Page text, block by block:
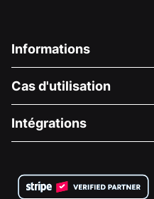
Informations
À propos de nous
Carrières
Confidentialité
Cas d'utilisation
Collecte de fonds médicale
Collecte de fonds caritative
Intégrations
Plugin de don Wix